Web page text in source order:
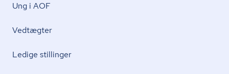
Ung i AOF
Vedtægter
Ledige stillinger